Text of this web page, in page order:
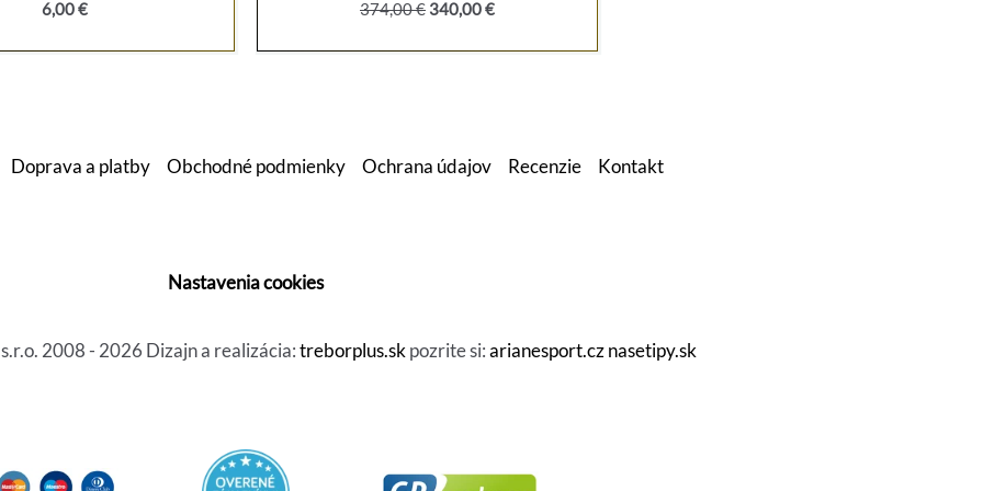
6,00€ 374,00€ Pôvodná
bola:
340,00€Aktuálna
je:
Doprava a platby Obchodné podmienky Ochrana údajov Recenzie Kontakt
Nastavenia cookies
2008 - 2026 Dizajn a realizácia:treborplus.skpozrite si:arianesport.cznasetipy.sk